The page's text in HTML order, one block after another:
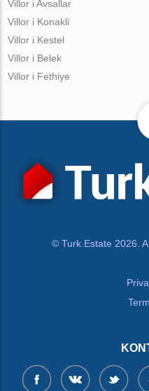
Villor i Avsallar
Villor i Konakli
Villor i Kestel
Villor i Belek
Villor i Fethiye
© Turk.Estate 2026.